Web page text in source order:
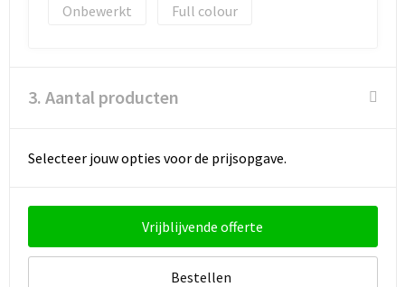
Onbewerkt
Full colour
3. Aantal producten
Selecteer jouw opties voor de prijsopgave.
Vrijblijvende offerte
Bestellen